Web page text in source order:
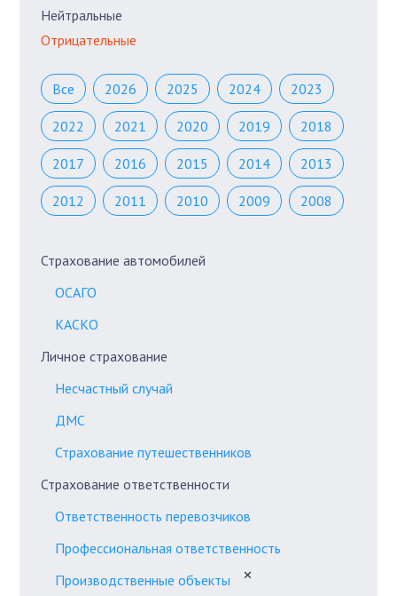
Нейтральные
Отрицательные
Все 2026 2025 2024 2023
2022 2021 2020 2019 2018
2017 2016 2015 2014 2013
2012 2011 2010 2009 2008
Страхование автомобилей
ОСАГО
КАСКО
Личное страхование
Несчастный случай
ДМС
Страхование путешественников
Страхование ответственности
Ответственность перевозчиков
Профессиональная ответственность
Производственные объекты
✕